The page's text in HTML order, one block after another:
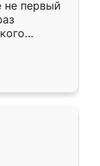
не первый
раз
из